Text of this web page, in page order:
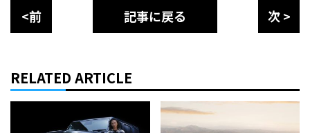
<前 記事に戻る 次 >
RELATED ARTICLE